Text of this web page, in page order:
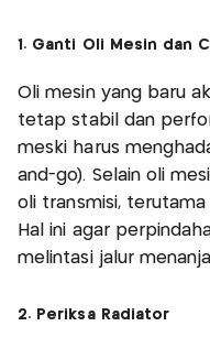
1. Ganti Oli Mesin dan
Oli mesin yang baru
tetap stabil dan
meski harus
and-go). Selain oli
oli transmisi,
Hal ini agar
melintasi jalur
2. Periksa Radiator